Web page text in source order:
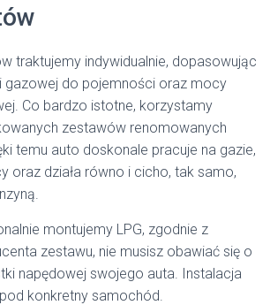
traktujemy indywidualnie, dopasowując
gazowej do pojemności oraz mocy
Co bardzo istotne, korzystamy
zestawów renomowanych
temu auto doskonale pracuje na gazie,
oraz działa równo i cicho, tak samo,
montujemy LPG, zgodnie z
zestawu, nie musisz obawiać się o
napędowej swojego auta. Instalacja
konkretny samochód.